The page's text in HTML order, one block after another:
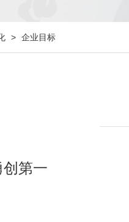
> 企业目标
第一